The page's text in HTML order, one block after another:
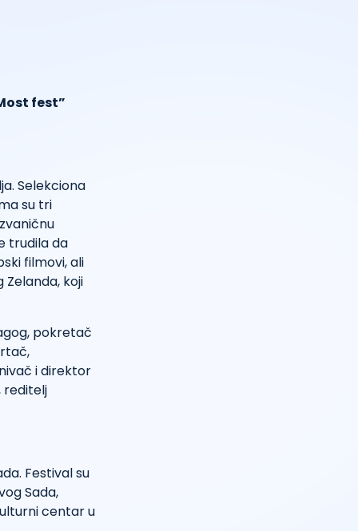
fest”
Selekciona
su tri
trudila da
filmovi, ali
Zelanda, koji
pokretač
i direktor
reditelj
Festival su
Sada,
centar u